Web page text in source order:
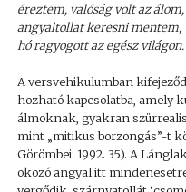
éreztem, valóság volt az álom,
angyaltollat keresni mentem,
hó ragyogott az egész világon.
A versvehikulumban
hozható kapcsolatba, amely
álmoknak, gyakran
mint „mitikus borzongás”-t
Görömbei: 1992. 35). A
okozó angyal itt